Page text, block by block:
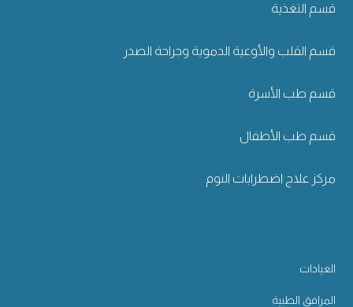
قسم التغذية
قسم القلب والأوعية الدموية وجراحة الصدر
قسم طب الأسرة
قسم طب الأطفال
مركز علاج اضطرابات النوم
العيادات
المرافق الطبية